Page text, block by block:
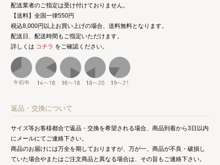
配送業者のご指定は受け付けておりません。
【送料】全国一律550円
税込8,000円以上お買い上げの場合、送料無料となります。
配送日、配送時間もご指定いただけます。
詳しくは コチラ をご確認ください。
返品・交換について
サイズ等お客様都合で返品・交換を希望される場合、商品到着から3日以内
にメールにてご連絡下さい。
商品のお届けには万全を期しておりますが、万が一、商品が不良・破損し
ていた場合やまたはご注文商品と異なる場合は、その旨もご連絡下さい。